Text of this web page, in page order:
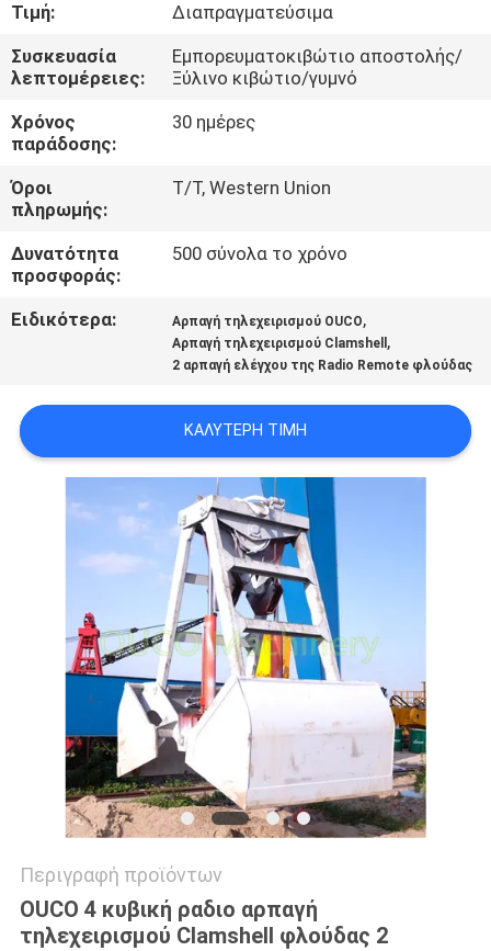
ΕΠΙΣΚΈΨΕΙΣ
ΣΤΟ
ΕΡΓΟΣΤΆΣΙΟ
ΈΛΕΓΧΟΣ
ΠΟΙΌΤΗΤΑΣ
ΕΙΔΉΣΕΙΣ
CONTACT
US
SITEMAP
ΑΠΟΡΡΉΤΟΥ
Τιμή:
Διαπραγματεύσιμα
Συσκευασία
λεπτομέρειες:
Εμπορευματοκιβώτιο αποστολής/
Ξύλινο κιβώτιο/γυμνό
Χρόνος
παράδοσης:
30 ημέρες
Όροι
πληρωμής:
T/T, Western Union
Δυνατότητα
προσφοράς:
500 σύνολα το χρόνο
Ειδικότερα: Αρπαγή τηλεχειρισμού OUCO,
Αρπαγή τηλεχειρισμού Clamshell ,
2 αρπαγή ελέγχου της Radio Remote φλούδας
ΚΑΛΎΤΕΡΗ ΤΙΜΉ
Περιγραφή προϊόντων
OUCO 4 κυβική ραδιο αρπαγή
τηλεχειρισμού Clamshell φλούδας 2